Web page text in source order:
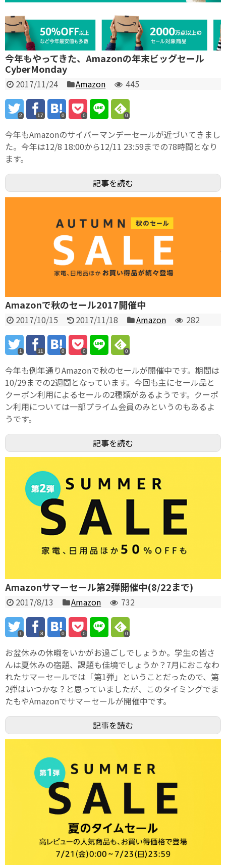
今年もやってきた、Amazonの年末ビッグセール
CyberMonday
2017/11/24 Amazon 445
2 17 0 0 0
今年もAmazonのサイバーマンデーセールが近づいてきまし
た。今年は12/8 18:00から12/11 23:59までの78時間となり
ます。
記事を読む
Amazonで秋のセール2017開催中
2017/10/15 2017/11/18 Amazon 282
1 11 0 0 0
今年も例年通りAmazonで秋のセールが開催中です。期間は
10/29までの2週間となっています。今回も主にセール品と
クーポン利用によるセールの2種類があるようです。クーポ
ン利用については一部プライム会員のみというのもあるよ
うです。
記事を読む
Amazonサマーセール第2弾開催中(8/22まで)
2017/8/13 Amazon 732
1 8 0 0 0
お盆休みの休暇をいかがお過ごしでしょうか。学生の皆さ
んは夏休みの宿題、課題も佳境でしょうか？7月におこなわ
れたサマーセールでは「第1弾」ということだったので、第
2弾はいつかな？と思っていましたが、このタイミングでま
たもやAmazonでサマーセールが開催中です。
記事を読む